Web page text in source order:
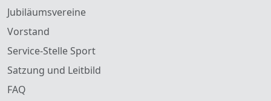
Jubiläumsvereine
Vorstand
Service-Stelle Sport
Satzung und Leitbild
FAQ